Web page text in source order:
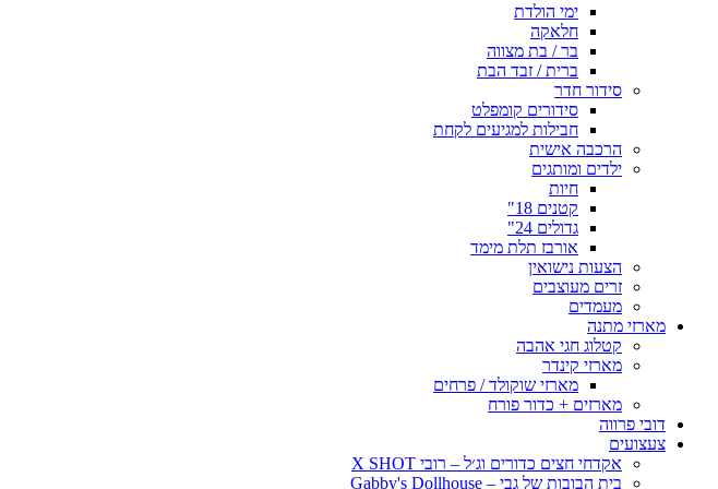
ימי הולדת
חלאקה
בר / בת מצווה
ברית / זבד הבת
סידור חדר
סידורים קומפלט
חבילות למגיעים לקחת
הרכבה אישית
ילדים ומותגים
חיות
קטנים 18"
גדולים 24"
אורבז תלת מימד
הצעות נישואין
זרים מעוצבים
מעמדים
מארזי מתנה
קטלוג חגי אהבה
מארזי קינדר
מארזי שוקולד / פרחים
מארזים + כדור פורח
דובי פרווה
צעצועים
אקדחי חצים כדורים וג׳ל – רובי X SHOT
בית הבובות של גבי – Gabby's Dollhouse